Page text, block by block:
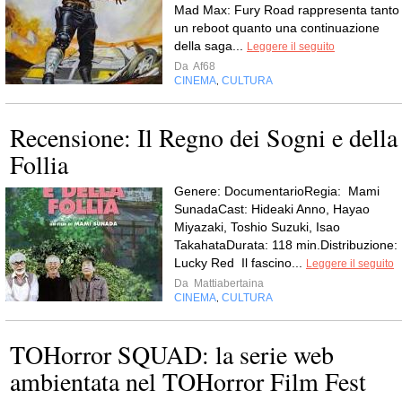
Mad Max: Fury Road rappresenta tanto
un reboot quanto una continuazione
della saga...
Leggere il seguito
Da Af68
CINEMA CULTURA
Recensione: Il Regno dei Sogni e della
Follia
Genere: DocumentarioRegia: Mami
SunadaCast: Hideaki Anno, Hayao
Miyazaki, Toshio Suzuki, Isao
TakahataDurata: 118 min.Distribuzione:
Lucky Red Il fascino...
Leggere il seguito
Da Mattiabertaina
CINEMA CULTURA
TOHorror SQUAD: la serie web
ambientata nel TOHorror Film Fest